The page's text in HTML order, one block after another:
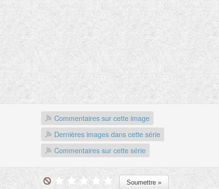
Commentaires sur cette image
Dernières images dans cette série
Commentaires sur cette série